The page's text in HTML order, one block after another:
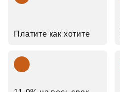
Платите как хотите